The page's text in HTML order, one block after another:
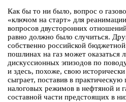
Как бы то ни было, вопрос о
«ключом на старт» для
вопросов двусторонних
равно должно было случиться.
собственно российской
пошлинах на газ может оказаться
дискуссионных эпизодов по
и здесь, похоже, свою
сыграет, поставив в практическую
налоговых режимов в нефтяной и
составной части предстоящих в